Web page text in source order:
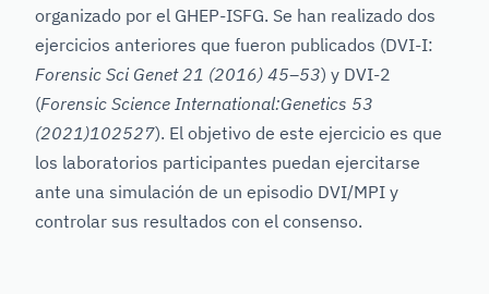
organizado por el GHEP-ISFG. Se han realizado dos
ejercicios anteriores que fueron publicados (DVI-I:
Forensic Sci Genet 21 (2016) 45–53) y DVI-2
(Forensic Science International:Genetics 53
(2021)102527). El objetivo de este ejercicio es que
los laboratorios participantes puedan ejercitarse
ante una simulación de un episodio DVI/MPI y
controlar sus resultados con el consenso.